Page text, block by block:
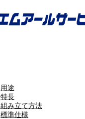
用途
特長
組み立て方法
標準仕様